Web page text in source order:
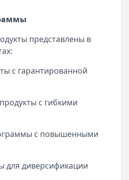
представлены в
с гарантированной
с гибкими
с повышенными
для диверсификации